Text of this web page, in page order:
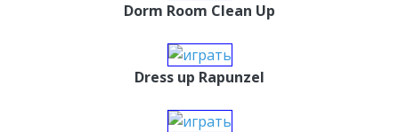
Dorm Room Clean Up
Dress up Rapunzel